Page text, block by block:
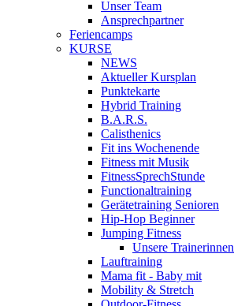
Unser Team
Ansprechpartner
Feriencamps
KURSE
NEWS
Aktueller Kursplan
Punktekarte
Hybrid Training
B.A.R.S.
Calisthenics
Fit ins Wochenende
Fitness mit Musik
FitnessSprechStunde
Functionaltraining
Gerätetraining Senioren
Hip-Hop Beginner
Jumping Fitness
Unsere Trainerinnen
Lauftraining
Mama fit - Baby mit
Mobility & Stretch